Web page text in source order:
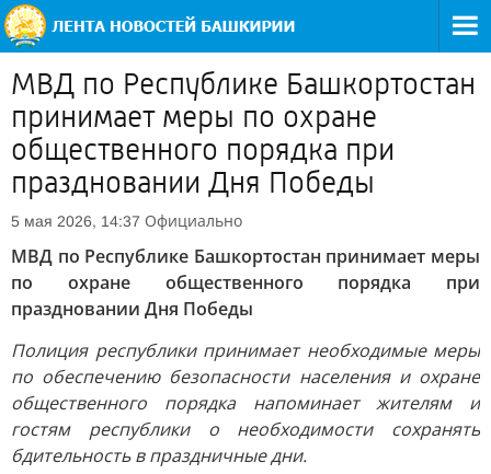
МВД по Республике Башкортостан
принимает меры по охране
общественного порядка при
праздновании Дня Победы
5 мая 2026, 14:37 Официально
МВД по Республике Башкортостан принимает меры
по охране общественного порядка при
праздновании Дня Победы
Полиция республики принимает необходимые меры
по обеспечению безопасности населения и охране
общественного порядка напоминает жителям и
гостям республики о необходимости сохранять
бдительность в праздничные дни.